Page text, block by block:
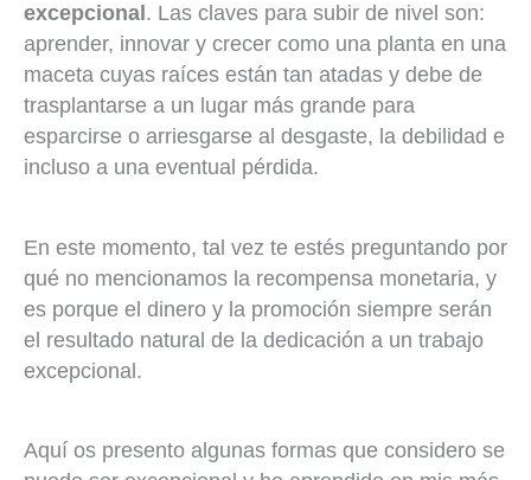
excepcional . Las claves para subir de nivel son:
aprender, innovar y crecer como una planta en una
maceta cuyas raíces están tan atadas y debe de
trasplantarse a un lugar más grande para
esparcirse o arriesgarse al desgaste, la debilidad e
incluso a una eventual pérdida.
En este momento, tal vez te estés preguntando por
qué no mencionamos la recompensa monetaria, y
es porque el dinero y la promoción siempre serán
el resultado natural de la dedicación a un trabajo
excepcional.
Aquí os presento algunas formas que considero se